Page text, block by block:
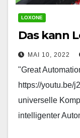
LOXONE
Das kann
MAI 10, 2022
"Great
https://youtu.be/
universelle
intelligenter